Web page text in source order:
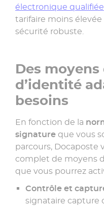
électronique qualifiée
tarifaire moins
sécurité robuste.
Des
d’identité
besoins
En fonction de la
signature que vous
parcours, Docaposte
complet de moyens
que vous pourrez
Contrôle et
signataire capture